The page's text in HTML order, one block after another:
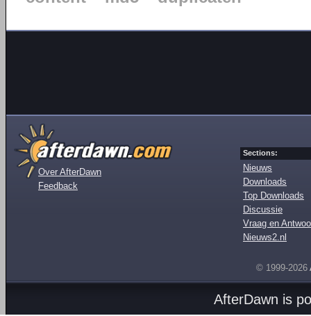
Over AfterDawn
Feedback
Sections:
Nieuws
Downloads
Top Downloads
Discussie
Vraag en
Nieuws2.nl
© 1999-2026
AfterDawn is